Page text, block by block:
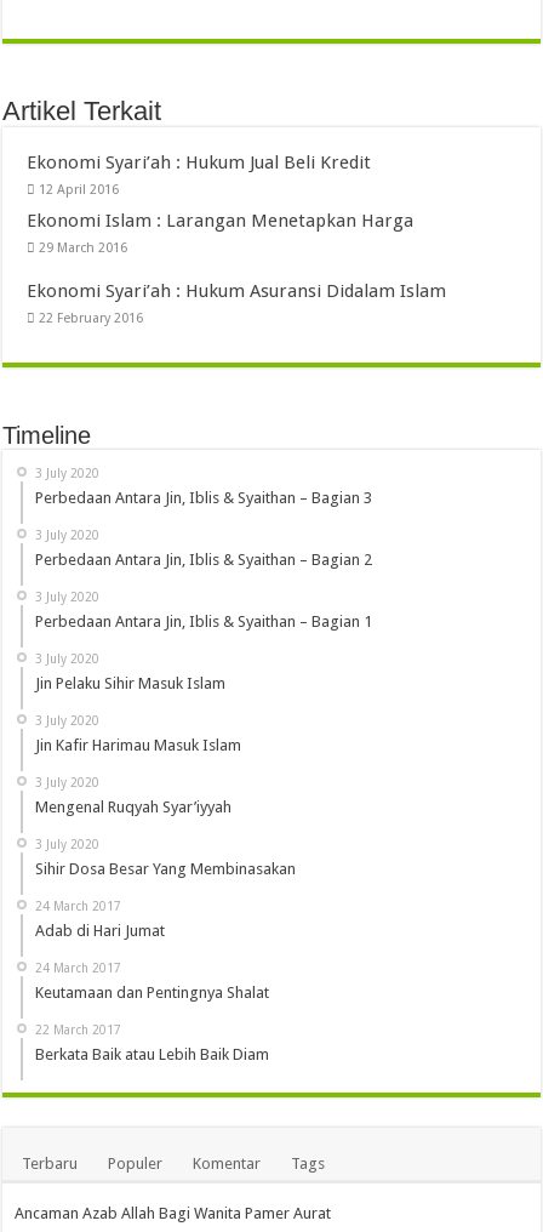
Artikel Terkait
Ekonomi Syari’ah : Hukum Jual Beli Kredit
12 April 2016
Ekonomi Islam : Larangan Menetapkan Harga
29 March 2016
Ekonomi Syari’ah : Hukum Asuransi Didalam Islam
22 February 2016
Timeline
3 July 2020
Perbedaan Antara Jin, Iblis & Syaithan – Bagian 3
3 July 2020
Perbedaan Antara Jin, Iblis & Syaithan – Bagian 2
3 July 2020
Perbedaan Antara Jin, Iblis & Syaithan – Bagian 1
3 July 2020
Jin Pelaku Sihir Masuk Islam
3 July 2020
Jin Kafir Harimau Masuk Islam
3 July 2020
Mengenal Ruqyah Syar’iyyah
3 July 2020
Sihir Dosa Besar Yang Membinasakan
24 March 2017
Adab di Hari Jumat
24 March 2017
Keutamaan dan Pentingnya Shalat
22 March 2017
Berkata Baik atau Lebih Baik Diam
Terbaru Populer Komentar Tags
Ancaman Azab Allah Bagi Wanita Pamer Aurat